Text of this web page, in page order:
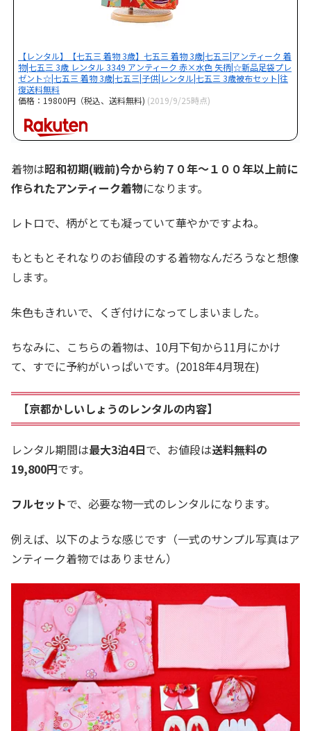
【レンタル】【七五三 着物 3歳】七五三 着物 3歳|七五三|アンティーク 着
物|七五三 3歳 レンタル 3349 アンティーク 赤×水色 矢柄|☆新品足袋プレ
ゼント☆|七五三 着物 3歳|七五三|子供|レンタル|七五三 3歳被布セット|往
復送料無料
価格：19800円（税込、送料無料) (2019/9/25時点)
着物は昭和初期(戦前)今から約７０年～１００年以上前に
作られたアンティーク着物になります。
レトロで、柄がとても凝っていて華やかですよね。
もともとそれなりのお値段のする着物なんだろうなと想像
します。
朱色もきれいで、くぎ付けになってしまいました。
ちなみに、こちらの着物は、10月下旬から11月にかけ
て、すでに予約がいっぱいです。(2018年4月現在)
【京都かしいしょうのレンタルの内容】
レンタル期間は最大3泊4日で、お値段は送料無料の
19,800円です。
フルセットで、必要な物一式のレンタルになります。
例えば、以下のような感じです（一式のサンプル写真はア
ンティーク着物ではありません）